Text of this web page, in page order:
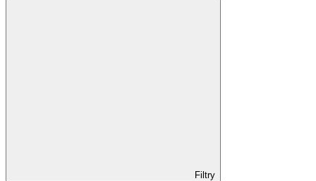
Filtry